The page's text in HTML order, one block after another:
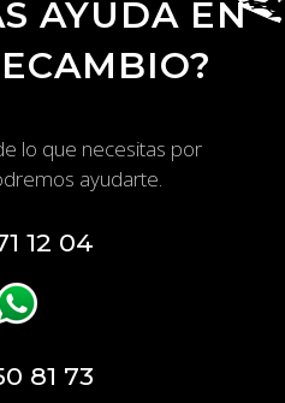
AYUDA EN
lo que necesitas por
ayudarte.
12 04
81 73